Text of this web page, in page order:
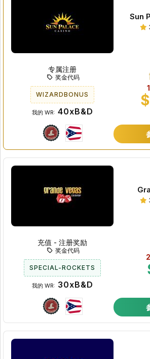
Sun
专属注册
奖金代码
WIZARDBONUS
我的 WR: 40xB&D
充值 - 注册奖励
奖金代码
SPECIAL-ROCKETS
我的 WR: 30xB&D